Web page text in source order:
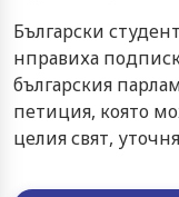
Български
нправиха
българския
петиция, която
целия свят,